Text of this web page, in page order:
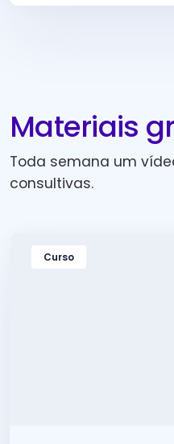
Materiais
Toda semana um
consultivas.
Curso